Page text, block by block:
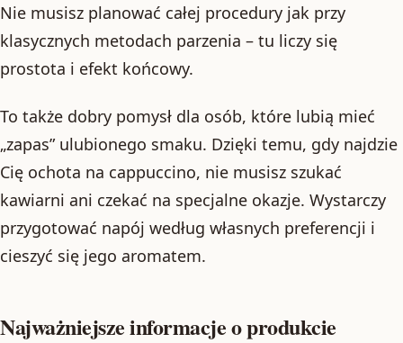
Nie musisz planować całej procedury jak przy
klasycznych metodach parzenia – tu liczy się
prostota i efekt końcowy.
To także dobry pomysł dla osób, które lubią mieć
„zapas” ulubionego smaku. Dzięki temu, gdy najdzie
Cię ochota na cappuccino, nie musisz szukać
kawiarni ani czekać na specjalne okazje. Wystarczy
przygotować napój według własnych preferencji i
cieszyć się jego aromatem.
Najważniejsze informacje o produkcie